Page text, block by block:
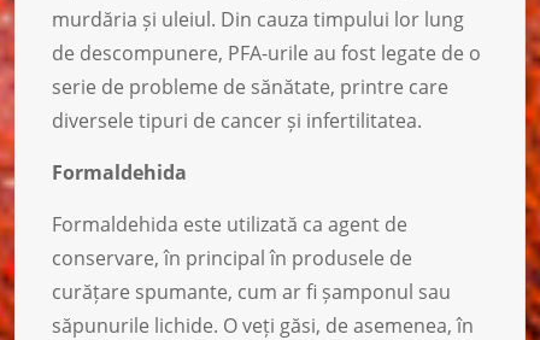
murdăria și uleiul. Din cauza timpului lor lung
de descompunere, PFA-urile au fost legate de o
serie de probleme de sănătate, printre care
diversele tipuri de cancer și infertilitatea.
Formaldehida
Formaldehida este utilizată ca agent de
conservare, în principal în produsele de
curățare spumante, cum ar fi șamponul sau
săpunurile lichide. O veți găsi, de asemenea, în